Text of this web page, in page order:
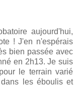
aujourd'hui,
! J'en n'espérais
bien passée avec
en 2h13. Je suis
le terrain varié
les éboulis et